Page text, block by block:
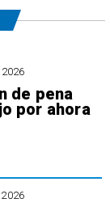
de pena
por ahora